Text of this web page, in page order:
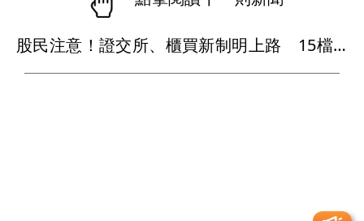
股民注意！證交所、櫃買新制明上路 15檔股票受影響